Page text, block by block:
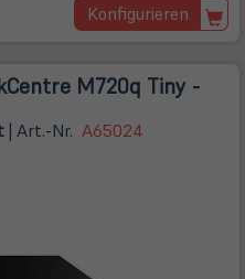
Konfigurieren
M720q Tiny -
| Art.-Nr. A65024